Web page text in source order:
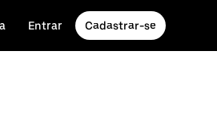
Entrar Cadastrar-se